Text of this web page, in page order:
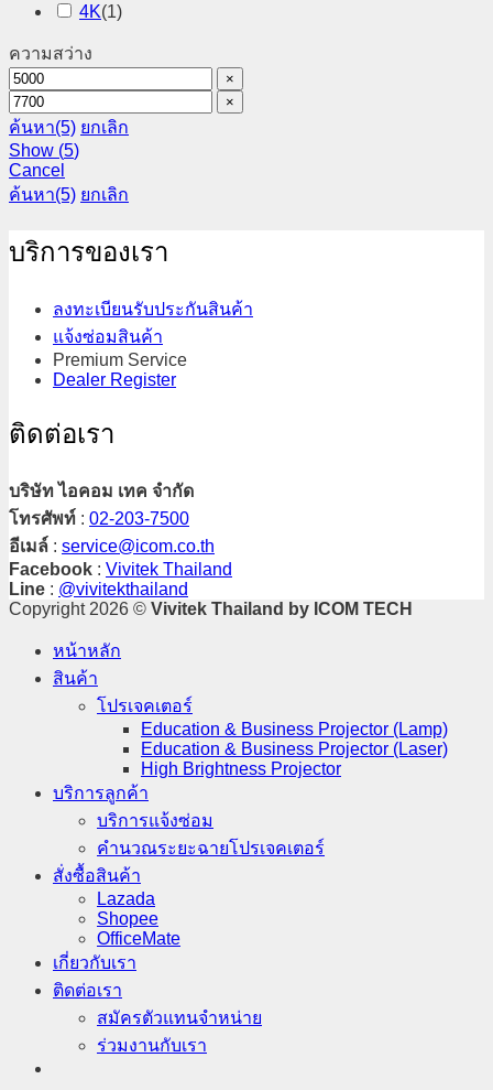
4K(1)
ความสว่าง
×
×
ค้นหา(5) ยกเลิก
Show (5)
Cancel
ค้นหา(5) ยกเลิก
บริการของเรา
ลงทะเบียนรับประกันสินค้า
แจ้งซ่อมสินค้า
Premium Service
Dealer Register
ติดต่อเรา
บริษัท ไอคอม เทค จำกัด
โทรศัพท์ : 02-203-7500
อีเมล์ : service@icom.co.th
Facebook : Vivitek Thailand
Line : @vivitekthailand
Copyright 2026 © Vivitek Thailand by ICOM TECH
หน้าหลัก
สินค้า
โปรเจคเตอร์​
Education & Business Projector (Lamp)
Education & Business Projector (Laser)
High Brightness Projector
บริการลูกค้า
บริการแจ้งซ่อม
คำนวณระยะฉายโปรเจคเตอร์
สั่งซื้อสินค้า
Lazada
Shopee
OfficeMate
เกี่ยวกับเรา
ติดต่อเรา
สมัครตัวแทนจำหน่าย
ร่วมงานกับเรา